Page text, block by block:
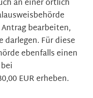
an einer örtlich
bearbeiten,
darlegen. Für diese
ebenfalls einen
EURerheben.